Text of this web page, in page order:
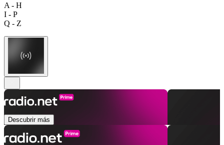
A - H
I - P
Q - Z
Descubrir más